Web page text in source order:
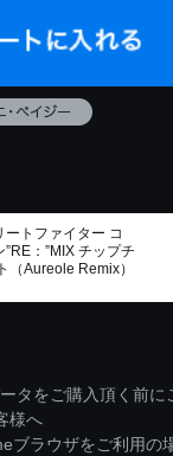
ートファイター コ
：”MIX チップチ
（Aureole Remix）
タをご購入頂く前に
様へ
ブラウザをご利用の